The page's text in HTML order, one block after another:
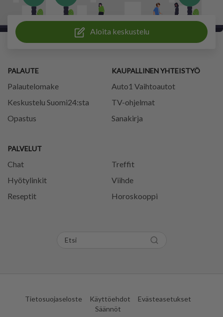
Aloita keskustelu
PALAUTE
Palautelomake
Keskustelu Suomi24:sta
Opastus
PALVELUT
Chat
Treffit
Hyötylinkit
Viihde
Reseptit
Horoskooppi
KAUPALLINEN YHTEISTYÖ
Auto1 Vaihtoautot
TV-ohjelmat
Sanakirja
Tietosuojaseloste Käyttöehdot
Evästeasetukset
Säännöt